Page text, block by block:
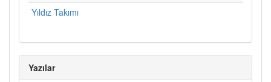
Yıldız Takımı
Yazılar